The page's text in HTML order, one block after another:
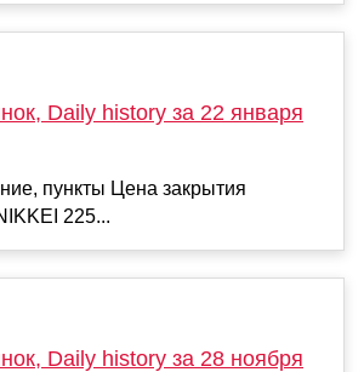
Daily history за 22 января
пункты Цена закрытия
225...
Daily history за 28 ноября